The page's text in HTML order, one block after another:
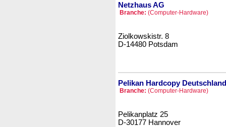
Netzhaus AG
Branche: (Computer-Hardware)
Ziolkowskistr. 8
D-14480 Potsdam
Pelikan Hardcopy
Branche: (Computer-Hardware)
Pelikanplatz 25
D-30177 Hannover